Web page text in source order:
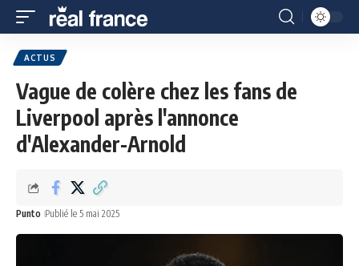
ACTUS
Vague de colère chez les fans de
Liverpool après l'annonce
d'Alexander-Arnold
Punto Publié le 5 mai 2025